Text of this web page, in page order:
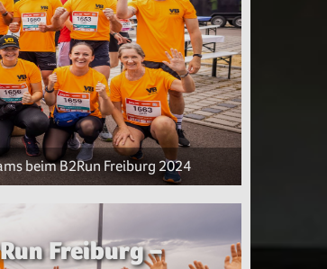
beim B2Run Freiburg 2024
Freiburg –